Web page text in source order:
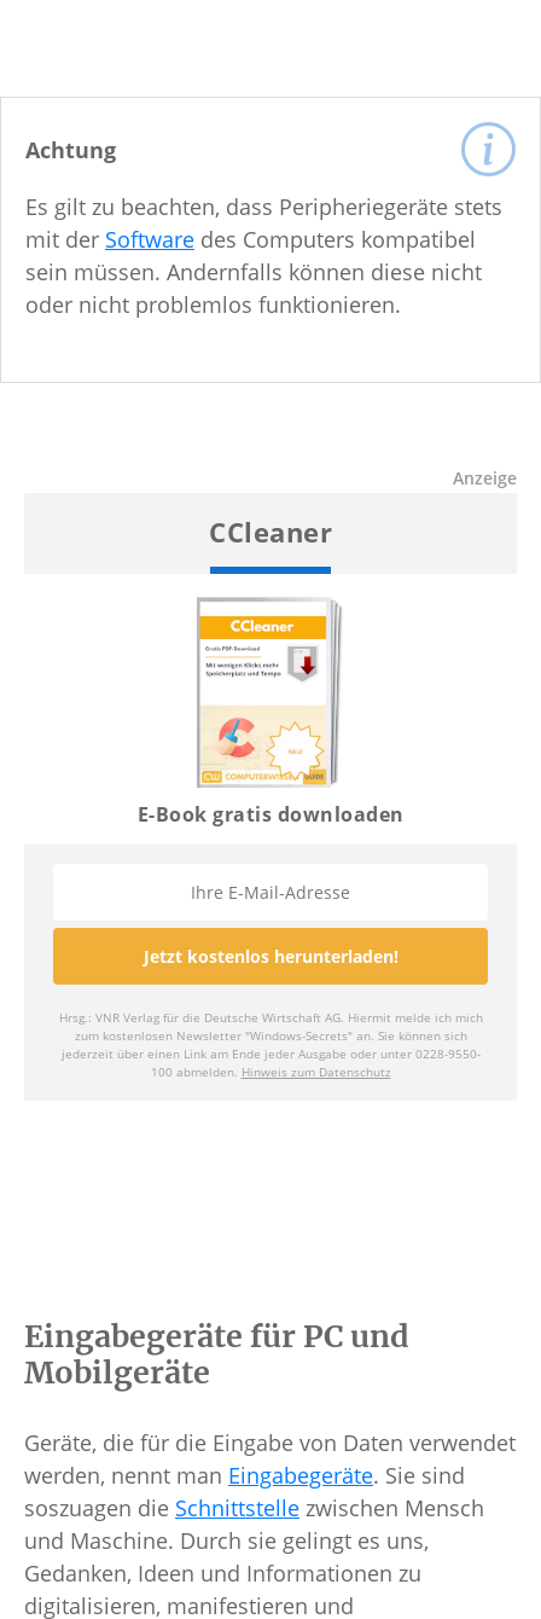
Achtung
Es gilt zu beachten, dass Peripheriegeräte stets
mit der Software des Computers kompatibel
sein müssen. Andernfalls können diese nicht
oder nicht problemlos funktionieren.
Eingabegeräte für PC und
Mobilgeräte
Geräte, die für die Eingabe von Daten verwendet
werden, nennt man Eingabegeräte. Sie sind
soszuagen die Schnittstelle zwischen Mensch
und Maschine. Durch sie gelingt es uns,
Gedanken, Ideen und Informationen zu
digitalisieren, manifestieren und